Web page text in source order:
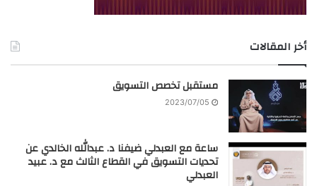
أخر المقالات
مستقبل تخصص التسويق
2023/07/05
ساعة مع العبدلي ضيفنا د. عبدالله الخالدي عن
تحديات التسويق في القطاع الثالث مع د. عبيد
العبدلي